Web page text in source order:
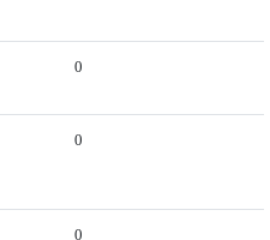
0
0
0